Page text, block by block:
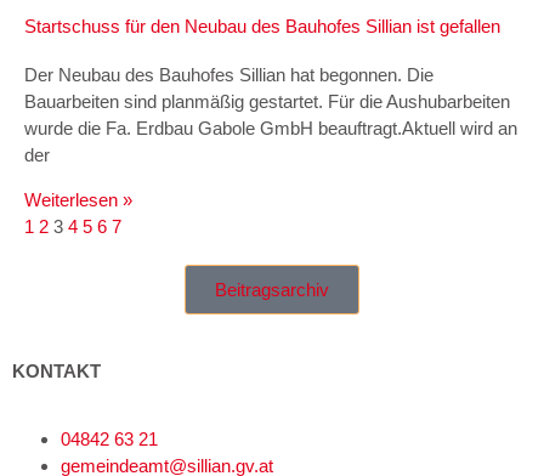
Startschuss für den Neubau des Bauhofes Sillian ist gefallen
Der Neubau des Bauhofes Sillian hat begonnen. Die
Bauarbeiten sind planmäßig gestartet. Für die Aushubarbeiten
wurde die Fa. Erdbau Gabole GmbH beauftragt.Aktuell wird an
der
Weiterlesen »
1 2 3 4 5 6 7
Beitragsarchiv
KONTAKT
04842 63 21
gemeindeamt@sillian.gv.at